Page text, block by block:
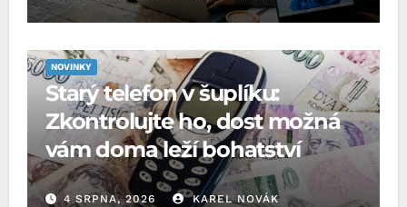
NOVINKY
Starý telefon v šuplíku:
Zkontrolujte ho, dost možná
vám doma leží bohatství
4 SRPNA, 2026 KAREL NOVÁK